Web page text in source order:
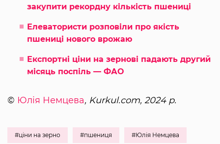
закупити рекордну кількість пшениці
Елеватористи розповіли про якість
пшениці нового врожаю
Експортні ціни на зернові падають другий
місяць поспіль — ФАО
© Юлія Немцева, Kurkul.com, 2024 р.
#ціни на зерно #пшениця #Юлія Немцева